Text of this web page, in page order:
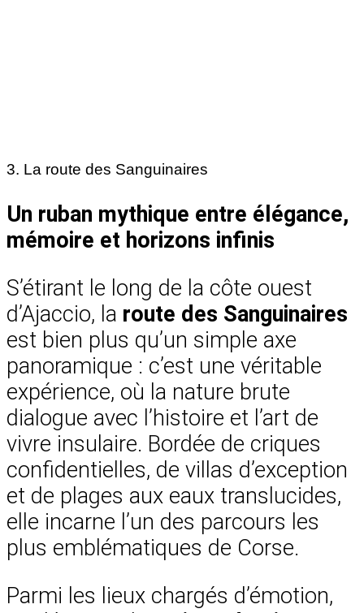
3. La route des Sanguinaires
Un ruban mythique entre élégance,
mémoire et horizons infinis
S’étirant le long de la côte ouest
d’Ajaccio, la route des Sanguinaires
est bien plus qu’un simple axe
panoramique : c’est une véritable
expérience, où la nature brute
dialogue avec l’histoire et l’art de
vivre insulaire. Bordée de criques
confidentielles, de villas d’exception
et de plages aux eaux translucides,
elle incarne l’un des parcours les
plus emblématiques de Corse.
Parmi les lieux chargés d’émotion,